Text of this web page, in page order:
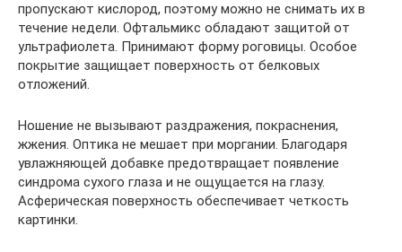
пропускают кислород, поэтому можно не снимать их в
течение недели. Офтальмикс обладают защитой от
ультрафиолета. Принимают форму роговицы. Особое
покрытие защищает поверхность от белковых
отложений.
Ношение не вызывают раздражения, покраснения,
жжения. Оптика не мешает при моргании. Благодаря
увлажняющей добавке предотвращает появление
синдрома сухого глаза и не ощущается на глазу.
Асферическая поверхность обеспечивает четкость
картинки.